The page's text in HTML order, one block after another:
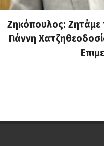
Ζηκόπουλος: Ζητάμε
Γιάννη